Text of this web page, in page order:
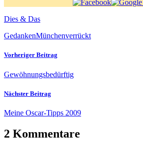
Dies & Das
GedankenMünchenverrückt
Vorheriger Beitrag
Gewöhnungsbedürftig
Nächster Beitrag
Meine Oscar-Tipps 2009
2 Kommentare